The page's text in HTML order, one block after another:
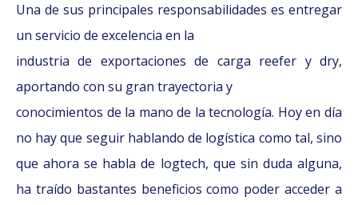
Una de sus principales responsabilidades es entregar
un servicio de excelencia en la
industria de exportaciones de carga reefer y dry,
aportando con su gran trayectoria y
conocimientos de la mano de la tecnología. Hoy en día
no hay que seguir hablando de logística como tal, sino
que ahora se habla de logtech, que sin duda alguna,
ha traído bastantes beneficios como poder acceder a